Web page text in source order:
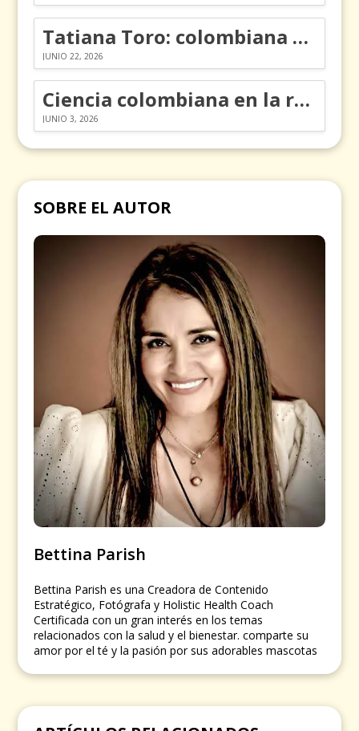
Tatiana Toro: colombiana que cambió la historia de las matemáticas
JUNIO 22, 2026
Ciencia colombiana en la revolución de los órganos en chips
JUNIO 3, 2026
SOBRE EL AUTOR
Bettina Parish
Bettina Parish es una Creadora de Contenido
Estratégico, Fotógrafa y Holistic Health Coach
Certificada con un gran interés en los temas
relacionados con la salud y el bienestar. comparte su
amor por el té y la pasión por sus adorables mascotas